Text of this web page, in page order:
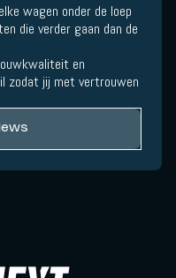
wagen onder de loep
die verder gaan dan de
en
zodat jij met vertrouwen